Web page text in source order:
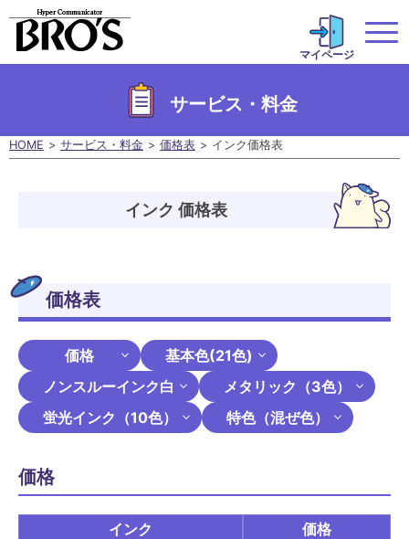
マイページ
サービス・料金
HOME サービス・料金 価格表 インク価格表
インク 価格表
価格表
価格
基本色(21色)
ノンスルーインク白
メタリック（3色）
蛍光インク（10色）
特色（混ぜ色）
価格
インク
価格